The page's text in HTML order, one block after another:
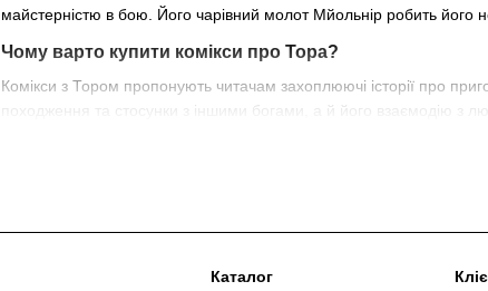
майстерністю в бою. Його чарівний молот Мйольнір робить
Чому варто купити комікси про Тора?
Комікси з Тором пропонують читачам захоплюючі історії про
походження та стосунки з іншими богами, а й його взаємодію з
Каталог